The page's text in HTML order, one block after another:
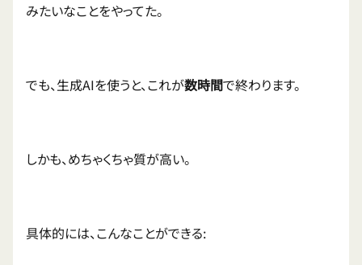
みたいなことをやってた。
でも、生成AIを使うと、これが数時間で終わります。
しかも、めちゃくちゃ質が高い。
具体的には、こんなことができる: